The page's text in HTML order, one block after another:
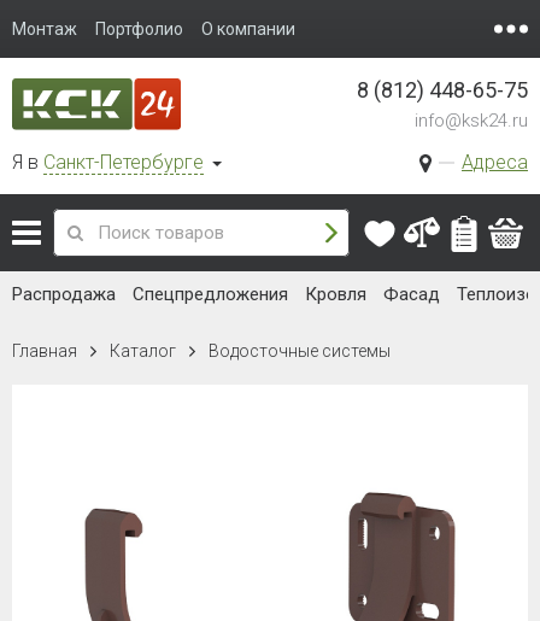
Монтаж Портфолио О компании
Я в Санкт-Петербурге Адреса
8 (812) 448-65-75
info@ksk24.ru
Распродажа Спецпредложения Кровля Фасад
Главная Каталог Водосточные системы